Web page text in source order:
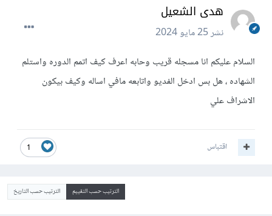
هدى الشعيل
نشر25 مايو 2024
السلام عليكم انا مسجله قريب وحابه اعرف كيف اتمم الدوره واستلم
الشهاده ، هل بس ادخل الفديو واتابعه مافي اساله وكيف بيكون
الاشراف علي
1 اقتباس
الترتيب حسب التقييم الترتيب حسب التاريخ